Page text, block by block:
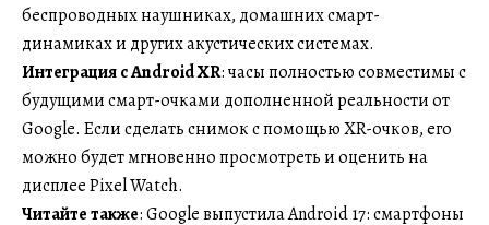
беспроводных наушниках, домашних смарт-
динамиках и других акустических системах.
Интеграция с Android XR: часы полностью совместимы с
будущими смарт-очками дополненной реальности от
Google. Если сделать снимок с помощью XR-очков, его
можно будет мгновенно просмотреть и оценить на
дисплее Pixel Watch.
Читайте также: Google выпустила Android 17: смартфоны